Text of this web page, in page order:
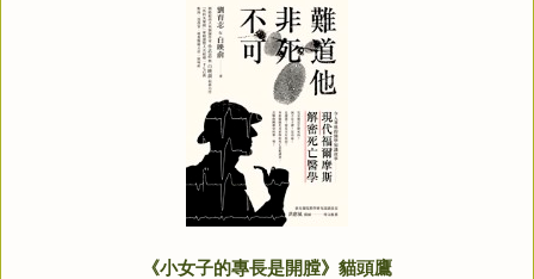
《小女子的專長是開膛》貓頭鷹